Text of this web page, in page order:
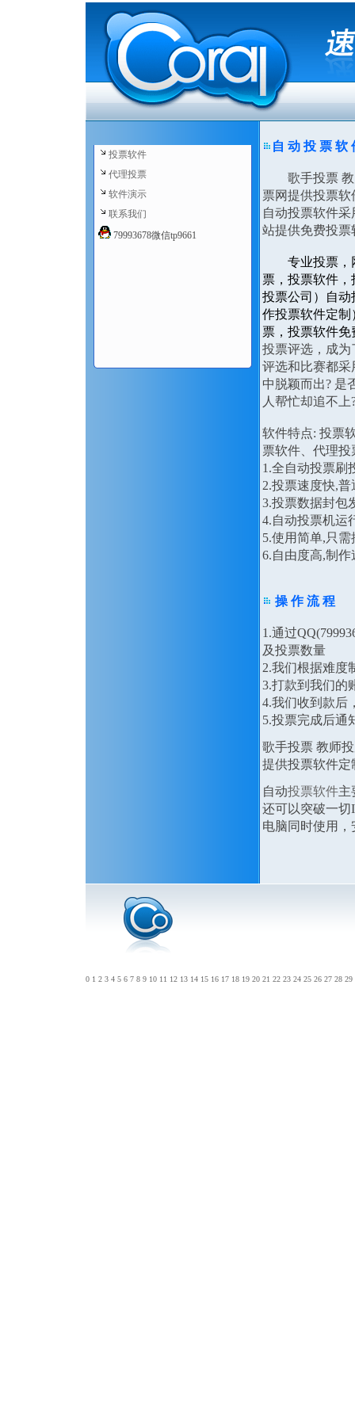
投票软件
代理投票
软件演示
联系我们
79993678微信tp9661
自 动 投 票 软
歌手投票 教
票网提供投票
自动投票软件
站提供免费投
专业投票，
票，投票软件
投票公司）自
作投票软件定制
票，投票软件免
投票评选，成
评选和比赛都
中脱颖而出? 是
人帮忙却追不上
软件特点: 投票
票软件、代理投
1.全自动投票刷
2.投票速度快,
3.投票数据封包
4.自动投票机运
5.使用简单,只
6.自由度高,制
操 作 流 程
1.通过
及投票数量
2.我们根据难度
3.打款到我们的
4.我们收到款后
5.投票完成后通
歌手投票 教师
提供投票软
自动投票软件主
还可以突破一切
电脑同时使用
0 1 2 3 4 5 6 7 8 9 10 11 12 13 14 15 16 17 18 19 20 21 22 23 24 25 26 27 28 29